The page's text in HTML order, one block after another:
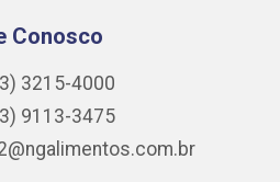
Conosco
3215-4000
9113-3475